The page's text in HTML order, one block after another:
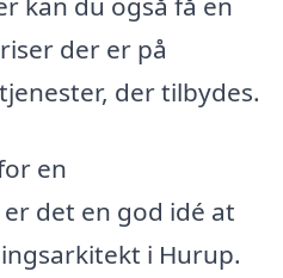
der er på
der tilbydes.
en
det en god idé at
i Hurup.